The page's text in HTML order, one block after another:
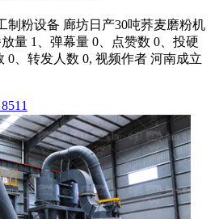
制粉设备 廊坊日产30吨荞麦磨粉机
量 1、弹幕量 0、点赞数 0、投硬
0、转发人数 0, 视频作者 河南成立